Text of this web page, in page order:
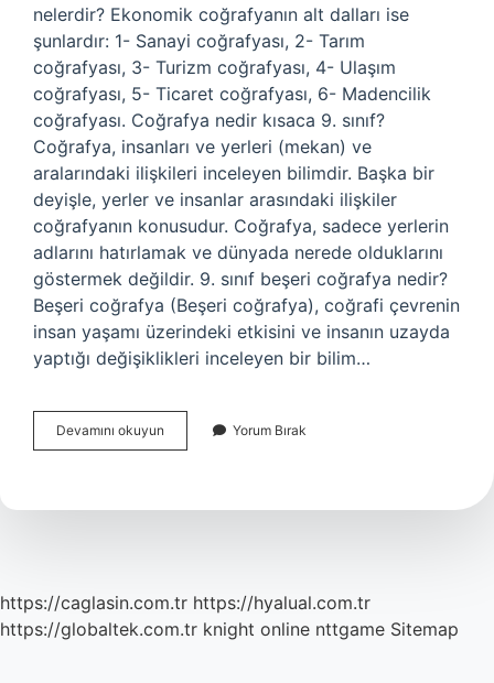
nelerdir? Ekonomik coğrafyanın alt dalları ise
şunlardır: 1- Sanayi coğrafyası, 2- Tarım
coğrafyası, 3- Turizm coğrafyası, 4- Ulaşım
coğrafyası, 5- Ticaret coğrafyası, 6- Madencilik
coğrafyası. Coğrafya nedir kısaca 9. sınıf?
Coğrafya, insanları ve yerleri (mekan) ve
aralarındaki ilişkileri inceleyen bilimdir. Başka bir
deyişle, yerler ve insanlar arasındaki ilişkiler
coğrafyanın konusudur. Coğrafya, sadece yerlerin
adlarını hatırlamak ve dünyada nerede olduklarını
göstermek değildir. 9. sınıf beşeri coğrafya nedir?
Beşeri coğrafya (Beşeri coğrafya), coğrafi çevrenin
insan yaşamı üzerindeki etkisini ve insanın uzayda
yaptığı değişiklikleri inceleyen bir bilim…
Devamını okuyun Coğrafyanın
Alt
Yorum Bırak
https://caglasin.com.tr https://hyalual.com.tr
https://globaltek.com.tr knight online nttgame Sitemap